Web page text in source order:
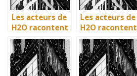
Les acteurs de
H2O racontent
: comment l’île
de Mako a pris
vie en
Australie
Les acteurs de
H2O racontent
: comment l’île
de Mako a pris
vie en
Australie